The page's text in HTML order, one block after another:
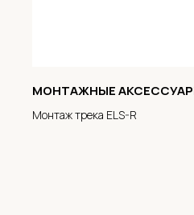
МОНТАЖНЫЕ
Монтаж трека ELS-R